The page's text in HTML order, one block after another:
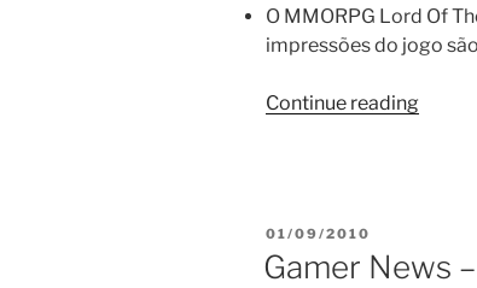
O MMORPG Lord Of
impressões do jogo
Continue reading“Visão
POSTED
ON
01/09/2010
Gamer News